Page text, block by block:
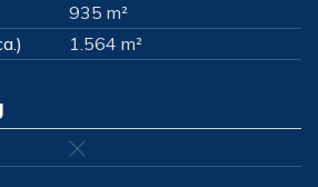
935 m²
1.564 m²